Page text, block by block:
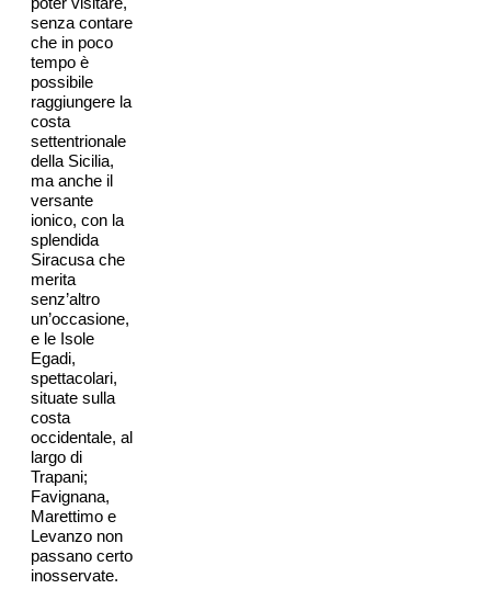
senza contare
che in poco
tempo è
possibile
raggiungere la
costa
settentrionale
della Sicilia,
ma anche il
versante
ionico, con la
splendida
Siracusa che
merita
senz’altro
un’occasione,
e le Isole
Egadi,
spettacolari,
situate sulla
costa
occidentale, al
largo di
Trapani;
Favignana,
Marettimo e
Levanzo non
passano certo
inosservate.